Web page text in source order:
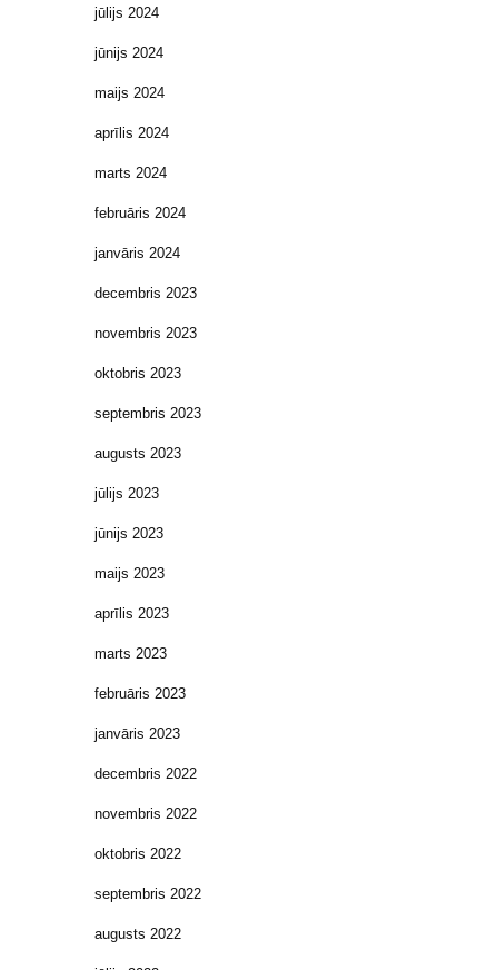
jūlijs 2024
jūnijs 2024
maijs 2024
aprīlis 2024
marts 2024
februāris 2024
janvāris 2024
decembris 2023
novembris 2023
oktobris 2023
septembris 2023
augusts 2023
jūlijs 2023
jūnijs 2023
maijs 2023
aprīlis 2023
marts 2023
februāris 2023
janvāris 2023
decembris 2022
novembris 2022
oktobris 2022
septembris 2022
augusts 2022